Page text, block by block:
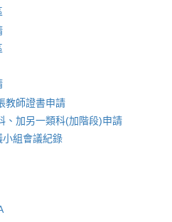
教師證書申請
、加另一類科(加階段)申請
組會議紀錄